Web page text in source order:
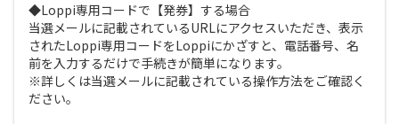
◆Loppi専用コードで【発券】する場合
当選メールに記載されているURLにアクセスいただき、表示
されたLoppi専用コードをLoppiにかざすと、電話番号、名
前を入力するだけで手続きが簡単になります。
※詳しくは当選メールに記載されている操作方法をご確認く
ださい。